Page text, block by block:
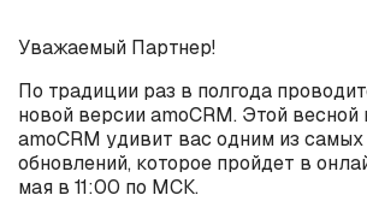
Уважаемый Партнер!
По традиции раз в полгода
новой версии amoCRM. Этой весной
amoCRM удивит вас одним из
обновлений, которое пройдет в
мая в 11:00 по МСК.